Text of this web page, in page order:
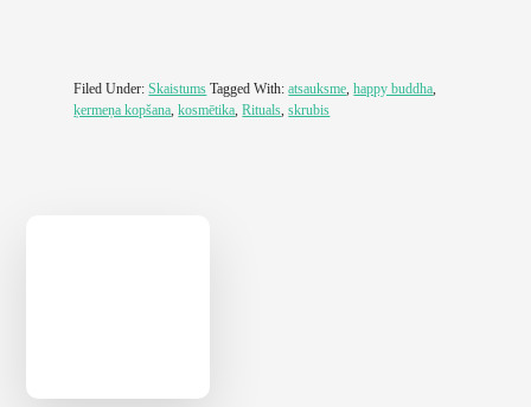
Filed Under:Skaistums Tagged With:atsauksme,happy buddha,
ķermeņa kopšana,kosmētika,Rituals,skrubis